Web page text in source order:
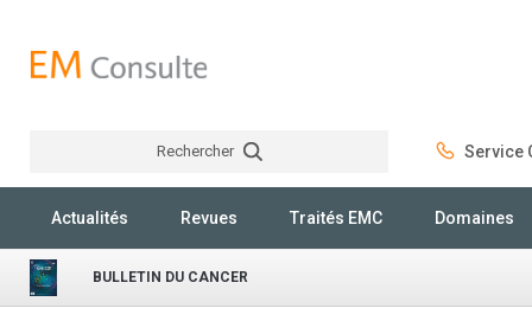
Rechercher Service
Actualités Revues Traités EMC Domaines
BULLETIN DU CANCER